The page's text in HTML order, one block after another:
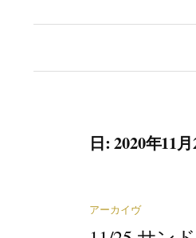
日:2020年11
アーカイヴ